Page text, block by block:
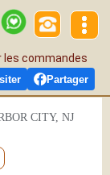
Partager
les commandes
CITY, NJ